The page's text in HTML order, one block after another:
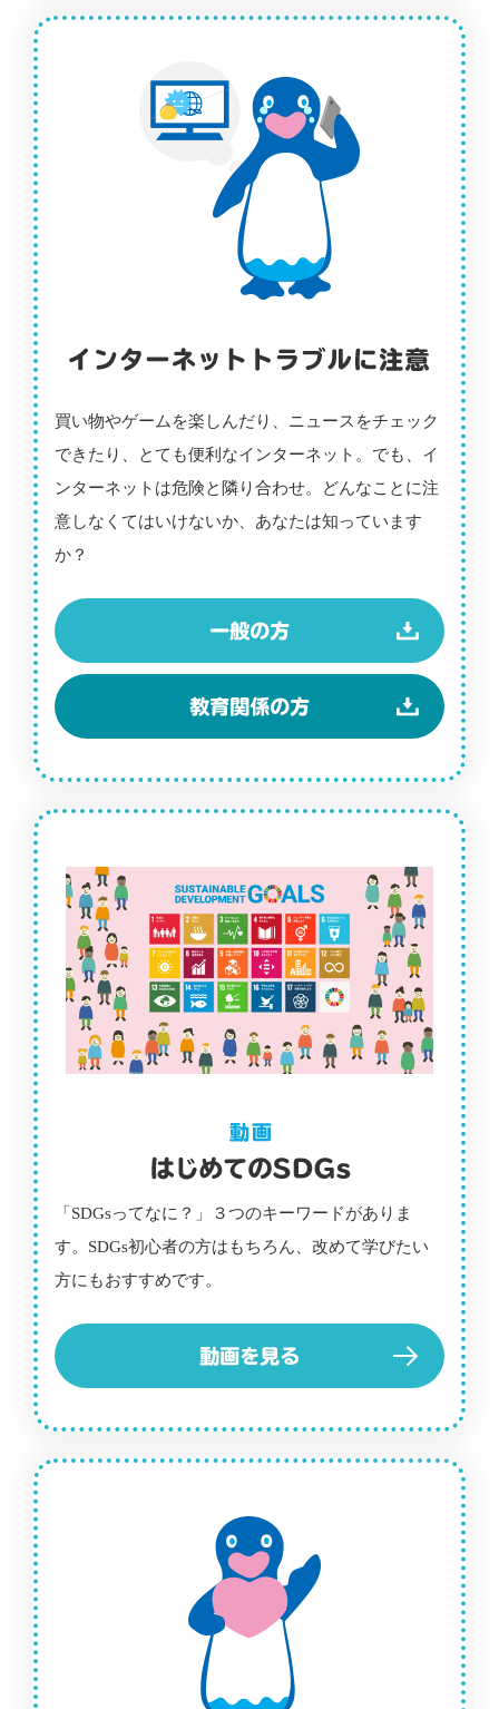
買い物やゲームを楽しんだり、ニュースをチェック
できたり、とても便利なインターネット。でも、イ
ンターネットは危険と隣り合わせ。どんなことに注
意しなくてはいけないか、あなたは知っています
か？
「SDGsってなに？」３つのキーワードがありま
す。SDGs初心者の方はもちろん、改めて学びたい
方にもおすすめです。